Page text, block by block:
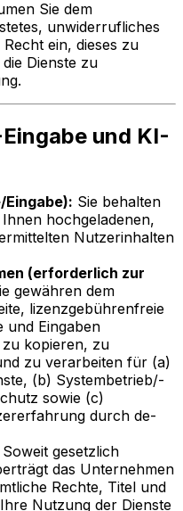
Sie dem
unwiderrufliches
ein, dieses zu
Dienste zu
und KI-
Sie behalten
hochgeladenen,
Nutzerinhalten
(erforderlich zur
gewähren dem
lizenzgebührenfreie
und Eingaben
kopieren, zu
zu verarbeiten für (a)
(b) Systembetrieb/-
sowie (c)
durch de-
Soweit gesetzlich
das Unternehmen
Rechte, Titel und
Nutzung der Dienste